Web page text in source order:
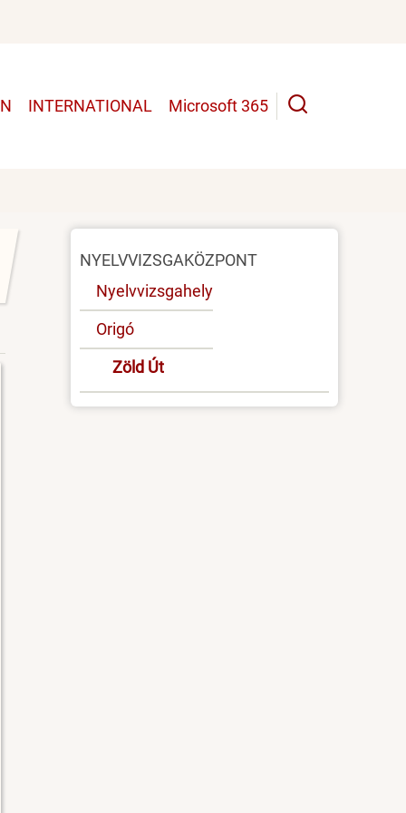
INTERNATIONAL Microsoft 365
Oldal
menü
NYELVVIZSGAKÖZPONT
Nyelvvizsgahely
Origó
Zöld Út